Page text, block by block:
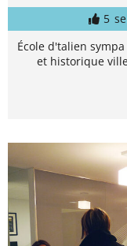
5
École d'talien
et historique